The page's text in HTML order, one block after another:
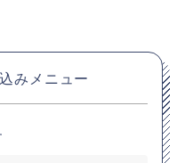
みメニュー